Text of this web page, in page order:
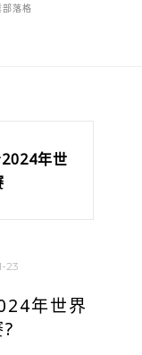
落格
年世
23
年世界